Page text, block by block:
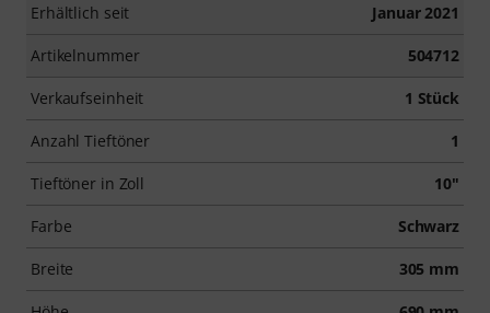
Erhältlich seit Januar 2021
Artikelnummer 504712
Verkaufseinheit 1 Stück
Anzahl Tieftöner 1
Tieftöner in Zoll 10"
Farbe Schwarz
Breite 305 mm